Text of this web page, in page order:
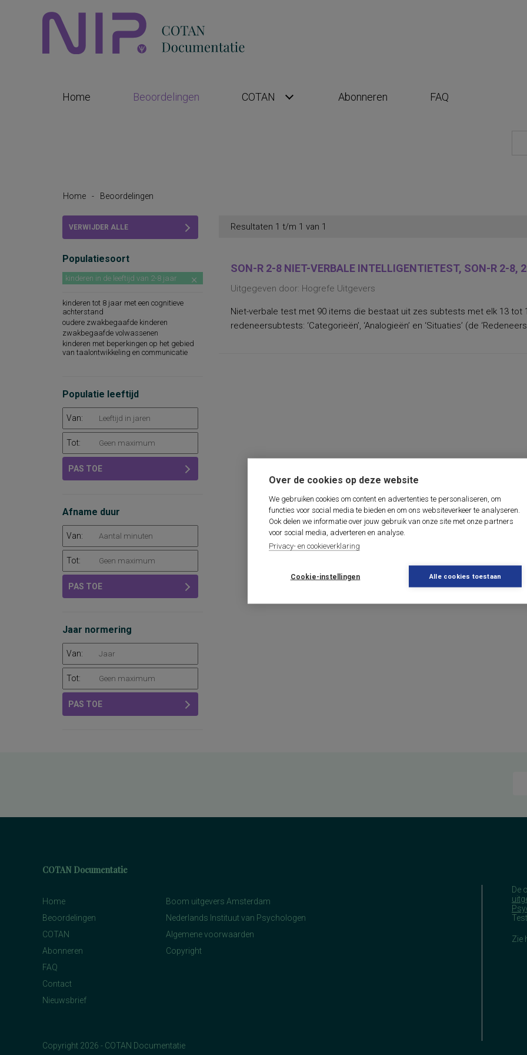
Over de cookies op deze website
We gebruiken cookies om content en advertenties te personaliseren, om
functies voor social media te bieden en om ons websiteverkeer te analyseren.
Ook delen we informatie over jouw gebruik van onze site met onze partners
voor social media, adverteren en analyse.
Privacy- en cookieverklaring
Cookie-instellingen Alle cookies toestaan
Home Beoordelingen COTAN Abonneren FAQ
Home - Beoordelingen
VERWIJDER ALLE
Populatiesoort
kinderen in de leeftijd van 2-8 jaar
kinderen tot 8 jaar met een cognitieve
achterstand
oudere zwakbegaafde kinderen
zwakbegaafde volwassenen
kinderen met beperkingen op het gebied
van taalontwikkeling en communicatie
Populatie leeftijd
Van:
Tot:
PAS TOE
Afname duur
Van:
Tot:
PAS TOE
Jaar normering
Van:
Tot:
PAS TOE
Resultaten 1 t/m 1 van 1
SON-R 2-8 NIET-VERBALE INTELLIGENTIETEST, SON-R 2-8,
Uitgegeven door: Hogrefe Uitgevers
Niet-verbale test met 90 items die bestaat uit zes subtests met elk 13 tot
redeneersubtests: ‘Categorieën’, ‘Analogieën’ en ‘Situaties’ (de
COTAN Documentatie
Home
Beoordelingen
COTAN
Abonneren
FAQ
Contact
Nieuwsbrief
Boom uitgevers Amsterdam
Nederlands Instituut van Psychologen
Algemene voorwaarden
Copyright
De
Zie
Copyright 2026 - COTAN Documentatie